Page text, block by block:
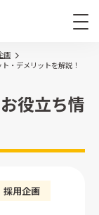
画
・デメリットを解説！
役立ち情
採用企画